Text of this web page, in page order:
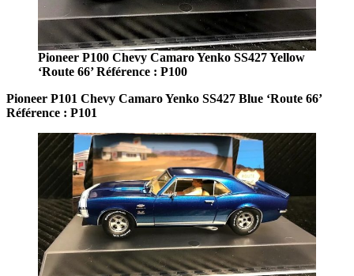
Pioneer P100 Chevy Camaro Yenko SS427 Yellow
‘Route 66’ Référence : P100
Pioneer P101 Chevy Camaro Yenko SS427 Blue ‘Route 66’
Référence : P101